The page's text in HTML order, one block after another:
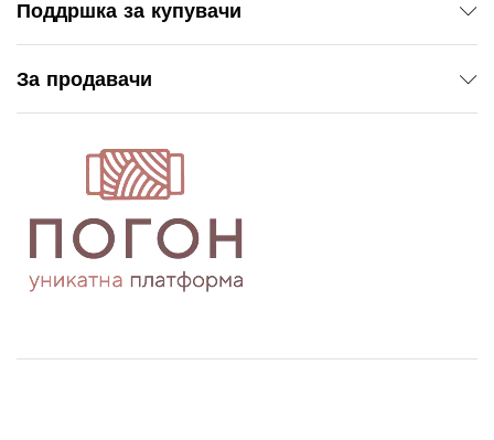
Поддршка за купувачи
За продавачи